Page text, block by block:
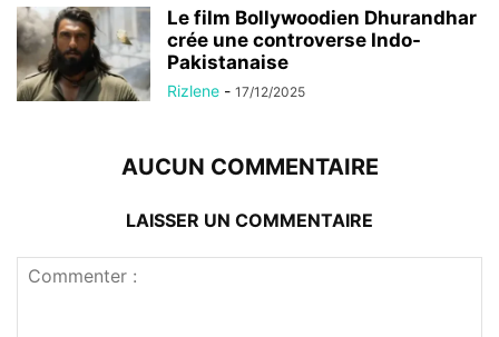
Le film Bollywoodien Dhurandhar
crée une controverse Indo-
Pakistanaise
Rizlene - 17/12/2025
AUCUN COMMENTAIRE
LAISSER UN COMMENTAIRE